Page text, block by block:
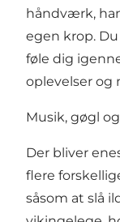
håndværk,
egen krop.
føle dig
oplevelser og
Musik, gøgl
Der bliver
flere
såsom at slå